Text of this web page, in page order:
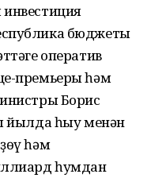
бюджеты
оператив
премьеры һәм
Борис
йылда һыу менән
һәм
һумдан